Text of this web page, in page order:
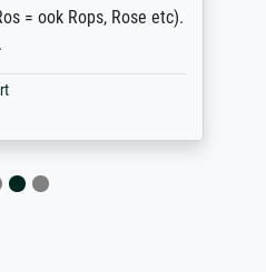
= ook Rops, Rose etc).